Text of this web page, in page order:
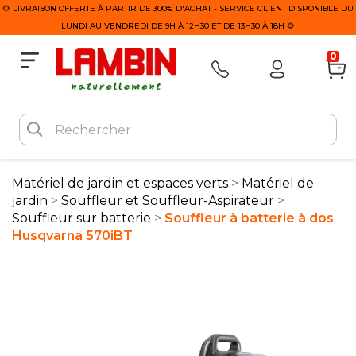
🌻 LIVRAISON OFFERTE À PARTIR DE 300€ D'ACHAT - SERVICE CLIENT DISPONIBLE DU
LUNDI AU VENDREDI DE 9H À 12H30 ET DE 13H30 À 18H 🌻
0
Matériel de jardin et espaces verts
Matériel de
jardin
Souffleur et Souffleur-Aspirateur
Souffleur sur batterie
Souffleur à batterie à dos
Husqvarna 570iBT